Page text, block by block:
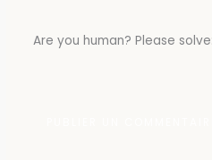
Are you human? Please solve: